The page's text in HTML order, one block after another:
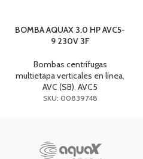
BOMBA AQUAX 3.0 HP AVC5-
9 230V 3F
Bombas centrífugas
multietapa verticales en línea,
AVC (SB), AVC5
SKU: 00839748